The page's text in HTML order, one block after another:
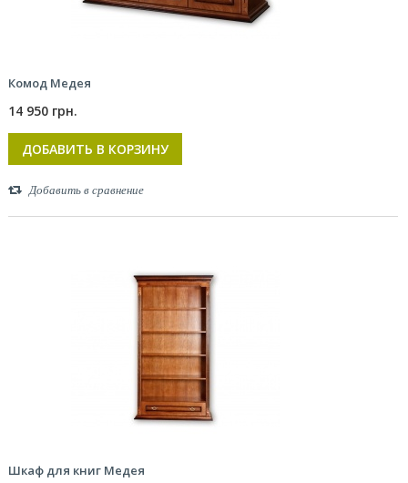
Комод Медея
14 950 грн.
ДОБАВИТЬ В КОРЗИНУ
Добавить в сравнение
Шкаф для книг Медея